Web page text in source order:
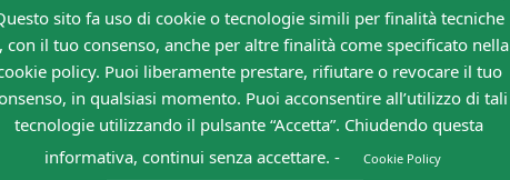
sito fa uso di cookie o tecnologie simili per finalità tecniche
con il tuo consenso, anche per altre finalità come specificato nella
policy. Puoi liberamente prestare, rifiutare o revocare il tuo
in qualsiasi momento. Puoi acconsentire all’utilizzo di tali
tecnologie utilizzando il pulsante “Accetta”. Chiudendo questa
informativa, continui senza accettare. -
Cookie Policy